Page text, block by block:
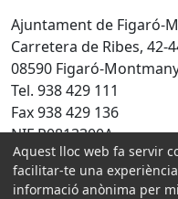
Ajuntament de Figaró-
Carretera de Ribes, 42-
08590 Figaró-
Tel. 938 429 111
Fax 938 429 136
NIF P0813300A
Amb la col·laboració de:
Aquest lloc web fa servir
facilitar-te una
informació anònima per